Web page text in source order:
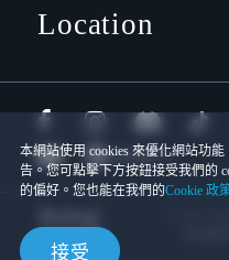
本網站使用 cookies 來優化網站功
告。您可點擊下方按鈕接受我們的
的偏好。您也能在我們的Cookie 政
接受
Location